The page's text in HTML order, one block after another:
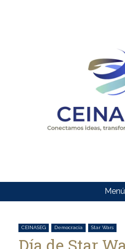
Menú
CEINASEG Democracia Star Wars